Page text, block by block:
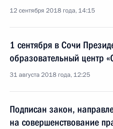
12 сентября 2018 года, 14:15
1 сентября в Сочи
образовательный центр
31 августа 2018 года, 12:25
Подписан закон,
на совершенствование